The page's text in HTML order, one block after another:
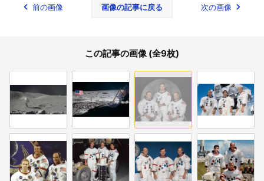
前の画像 画像の記事に戻る 次の画像
この記事の画像 (全9枚)